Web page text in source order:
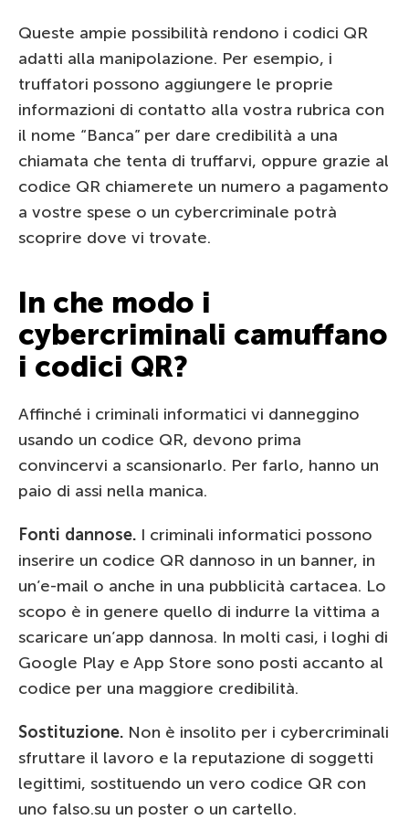
Queste ampie possibilità rendono i codici QR
adatti alla manipolazione. Per esempio, i
truffatori possono aggiungere le proprie
informazioni di contatto alla vostra rubrica con
il nome “Banca” per dare credibilità a una
chiamata che tenta di truffarvi, oppure grazie al
codice QR chiamerete un numero a pagamento
a vostre spese o un cybercriminale potrà
scoprire dove vi trovate.
In che modo i
cybercriminali camuffano
i codici QR?
Affinché i criminali informatici vi danneggino
usando un codice QR, devono prima
convincervi a scansionarlo. Per farlo, hanno un
paio di assi nella manica.
Fonti dannose. I criminali informatici possono
inserire un codice QR dannoso in un banner, in
un’e-mail o anche in una pubblicità cartacea. Lo
scopo è in genere quello di indurre la vittima a
scaricare un’app dannosa. In molti casi, i loghi di
Google Play e App Store sono posti accanto al
codice per una maggiore credibilità.
Sostituzione. Non è insolito per i cybercriminali
sfruttare il lavoro e la reputazione di soggetti
legittimi, sostituendo un vero codice QR con
uno falso.su un poster o un cartello.